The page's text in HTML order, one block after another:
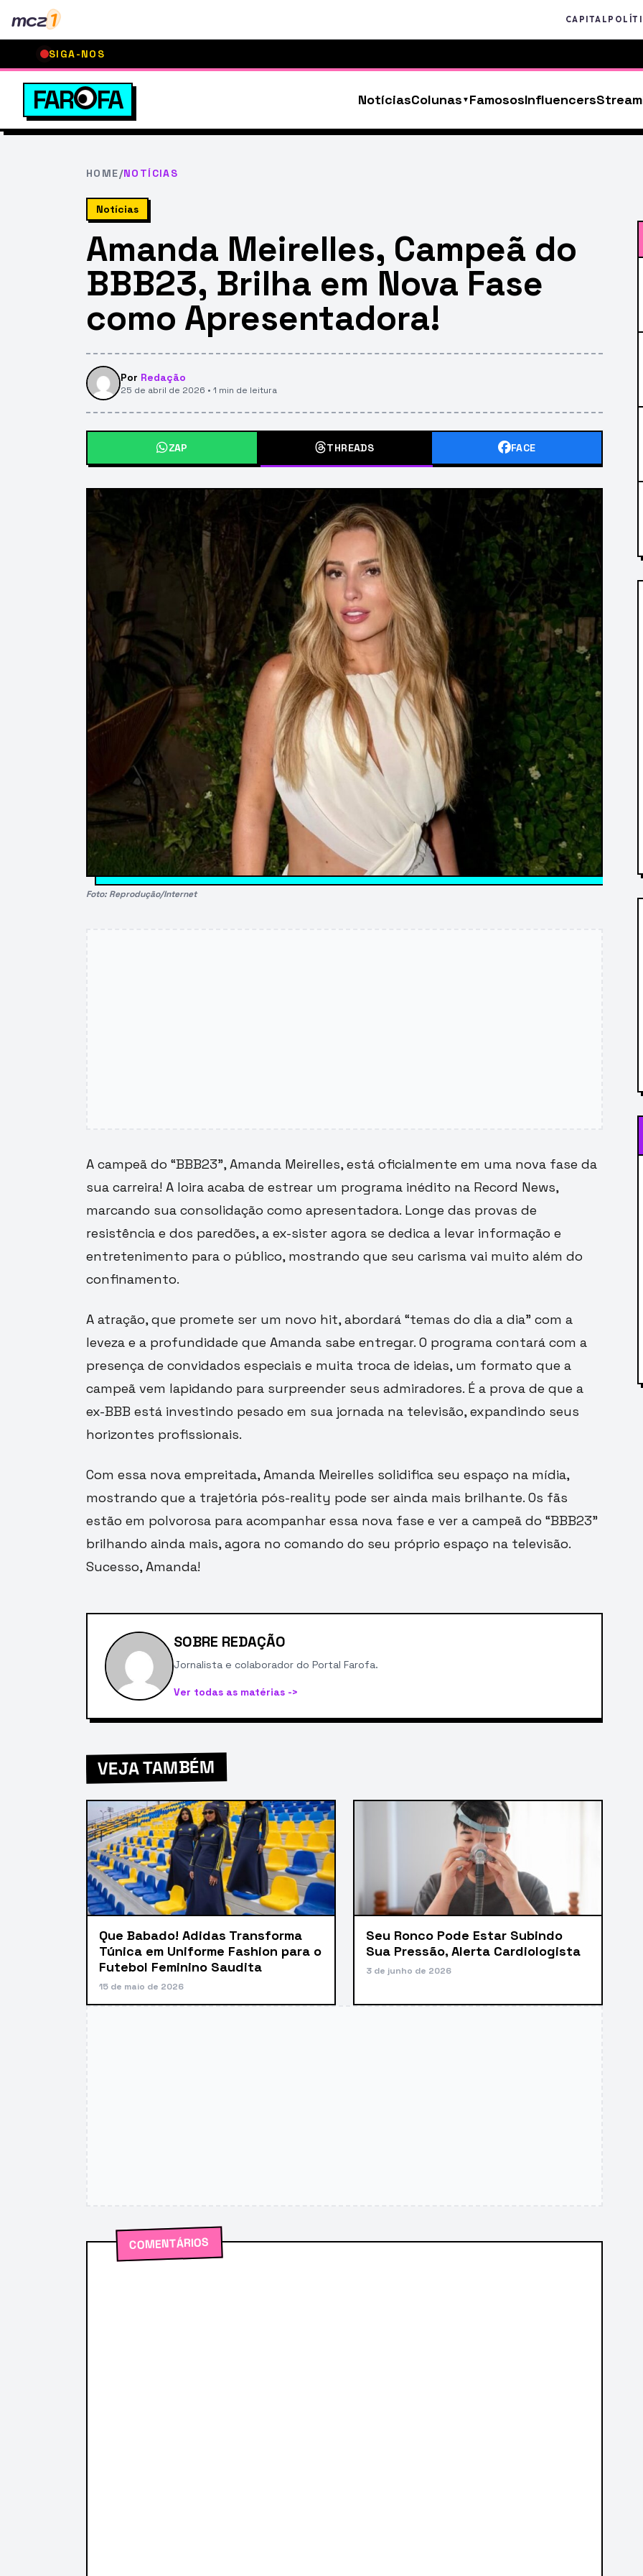
mcz1 CAPITAL
SIGA-NOS
FAR FA NotíciasColunas FamososInfluencers
HOME/NOTÍCIAS
Notícias
Amanda Meirelles, Campeã do
BBB23, Brilha em Nova Fase
como Apresentadora!
Por Redação
25 de abril de 2026 • 1 min de leitura
ZAP THREADS FACE
Foto: Reprodução/Internet
A campeã do “BBB23”, Amanda Meirelles, está oficialmente em uma nova fase da
sua carreira! A loira acaba de estrear um programa inédito na Record News,
marcando sua consolidação como apresentadora. Longe das provas de
resistência e dos paredões, a ex-sister agora se dedica a levar informação e
entretenimento para o público, mostrando que seu carisma vai muito além do
confinamento.
A atração, que promete ser um novo hit, abordará “temas do dia a dia” com a
leveza e a profundidade que Amanda sabe entregar. O programa contará com a
presença de convidados especiais e muita troca de ideias, um formato que a
campeã vem lapidando para surpreender seus admiradores. É a prova de que a
ex-BBB está investindo pesado em sua jornada na televisão, expandindo seus
horizontes profissionais.
Com essa nova empreitada, Amanda Meirelles solidifica seu espaço na mídia,
mostrando que a trajetória pós-reality pode ser ainda mais brilhante. Os fãs
estão em polvorosa para acompanhar essa nova fase e ver a campeã do “BBB23”
brilhando ainda mais, agora no comando do seu próprio espaço na televisão.
Sucesso, Amanda!
SOBRE REDAÇÃO
Jornalista e colaborador do Portal Farofa.
Ver todas as matérias ->
VEJA TAMBÉM
Que Babado! Adidas Transforma
Túnica em Uniforme Fashion para o
Futebol Feminino Saudita
15 de maio de 2026
Seu Ronco Pode Estar Subindo
Sua Pressão, Alerta Cardiologista
3 de junho de 2026
COMENTÁRIOS